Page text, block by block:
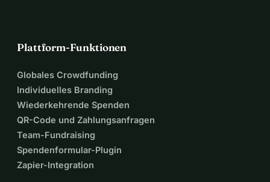
Plattform-Funktionen
Globales Crowdfunding
Individuelles Branding
Wiederkehrende Spenden
QR-Code und Zahlungsanfragen
Team-Fundraising
Spendenformular-Plugin
Zapier-Integration